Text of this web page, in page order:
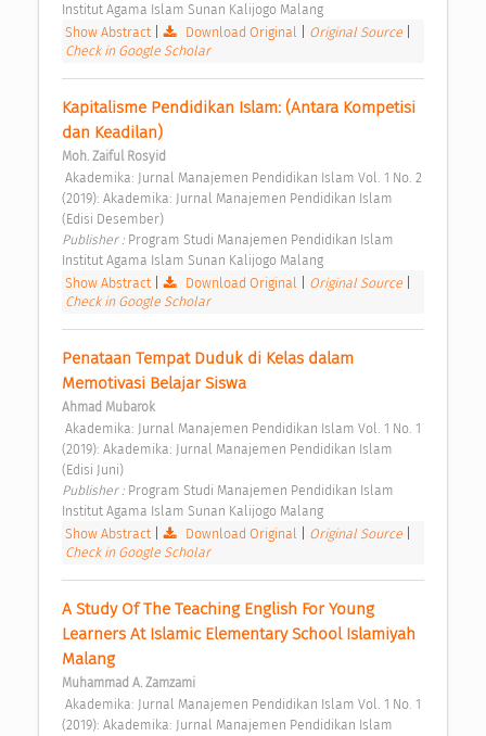
Institut Agama Islam Sunan Kalijogo Malang
Show Abstract| Download Original Original Source
Check in Google Scholar
Kapitalisme Pendidikan Islam: (Antara Kompetisi
dan Keadilan)
Moh. Zaiful Rosyid
(2019): Akademika: Jurnal Manajemen Pendidikan Islam
(Edisi Desember)
Publisher : Program Studi Manajemen Pendidikan Islam
Institut Agama Islam Sunan Kalijogo Malang
Show Abstract| Download Original Original Source
Check in Google Scholar
Penataan Tempat Duduk di Kelas dalam
Memotivasi Belajar Siswa
Ahmad Mubarok
(2019): Akademika: Jurnal Manajemen Pendidikan Islam
(Edisi Juni)
Publisher : Program Studi Manajemen Pendidikan Islam
Institut Agama Islam Sunan Kalijogo Malang
Show Abstract| Download Original Original Source
Check in Google Scholar
A Study Of The Teaching English For Young
Learners At Islamic Elementary School Islamiyah
Malang
Muhammad A. Zamzami
(2019): Akademika: Jurnal Manajemen Pendidikan Islam